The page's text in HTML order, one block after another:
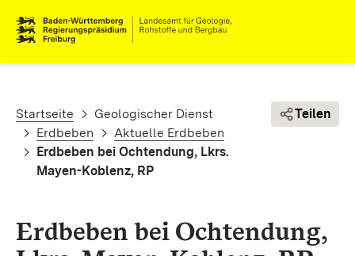
Pfadnavigation
Startseite
Geologischer Dienst
Erdbeben
Aktuelle Erdbeben
Erdbeben bei Ochtendung, Lkrs.
Mayen-Koblenz, RP
Teilen
Erdbeben bei Ochtendung,